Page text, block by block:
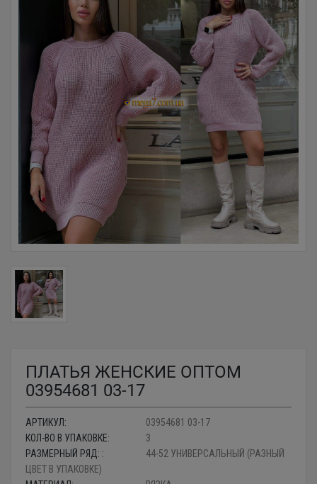
ПЛАТЬЯ ЖЕНСКИЕ ОПТОМ
03954681 03-17
АРТИКУЛ:
03954681 03-17
КОЛ-ВО В УПАКОВКЕ:
3
РАЗМЕРНЫЙ РЯД: :
44-52 УНИВЕРСАЛЬНЫЙ (РАЗНЫЙ
ЦВЕТ В УПАКОВКЕ)